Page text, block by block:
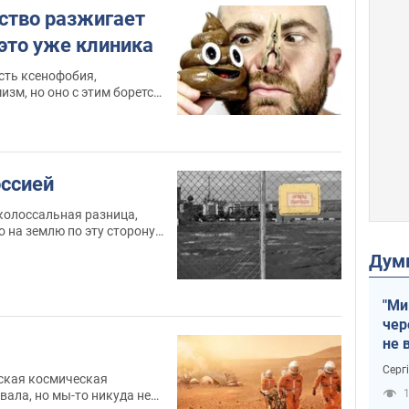
разжигает
уже клиника
ксенофобия,
но оно с этим борется
в статус национальной
разница,
на землю по эту сторону
космическая
но мы-то никуда не
"Ми
не